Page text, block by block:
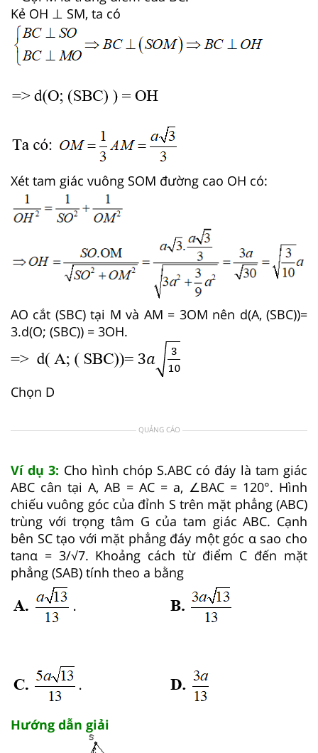
Kẻ OH ⊥ SM, ta có
Xét tam giác vuông SOM đường cao OH có:
AO cắt (SBC) tại M và AM = 3OM nên d(A, (SBC))=
3.d(O; (SBC)) = 3OH.
Chọn D
QUẢNG CÁO
Ví dụ 3: Cho hình chóp S.ABC có đáy là tam giác
ABC cân tại A, AB = AC = a, ∠BAC = 120°. Hình
chiếu vuông góc của đỉnh S trên mặt phẳng (ABC)
trùng với trọng tâm G của tam giác ABC. Cạnh
bên SC tạo với mặt phẳng đáy một góc α sao cho
tanα = 3/√7. Khoảng cách từ điểm C đến mặt
phẳng (SAB) tính theo a bằng
Hướng dẫn giải